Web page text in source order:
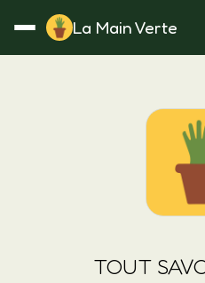
La Main Verte
Notes
TOUT